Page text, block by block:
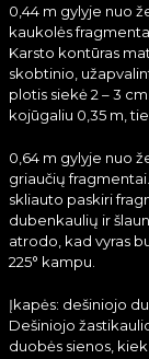
0,44 m gylyje nuo
kaukolės
Karsto kontūras
skobtinio,
plotis siekė 2 – 3
kojūgaliu 0,35 m,
0,64 m gylyje nuo
griaučių
skliauto paskiri
dubenkaulių ir
atrodo, kad vyras
225° kampu.
Įkapės: dešiniojo
Dešiniojo
duobės sienos,